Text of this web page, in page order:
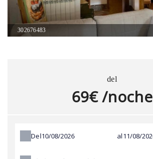
302676483
del
69€ /noche
Del al